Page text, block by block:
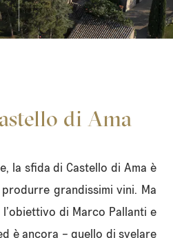
di Ama
la sfida di Castello di Ama è
grandissimi vini. Ma
l’obiettivo di Marco Pallanti e
è ancora – quello di svelare